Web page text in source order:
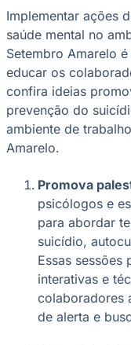
Implementar ações
saúde mental no
Setembro Amarelo
educar os
confira ideias
prevenção do
ambiente de
Amarelo.
Promova
psicólogos e
para abordar
suicídio,
Essas sessões
interativas e
colaboradores
de alerta e